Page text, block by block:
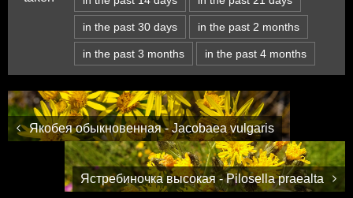
in the past 30 days in the past 2 months
in the past 3 months in the past 4 months
Якобея обыкновенная - Jacobaea vulgaris
Ястребиночка высокая - Pilosella praealta